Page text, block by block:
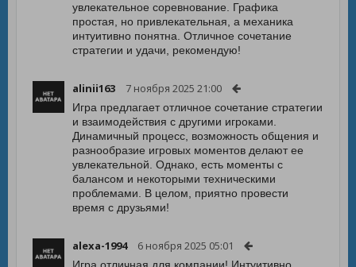
увлекательное соревнование. Графика
простая, но привлекательная, а механика
интуитивно понятна. Отличное сочетание
стратегии и удачи, рекомендую!
alinii163 7 ноября 2025 21:00
Игра предлагает отличное сочетание стратегии
и взаимодействия с другими игроками.
Динамичный процесс, возможность общения и
разнообразие игровых моментов делают ее
увлекательной. Однако, есть моменты с
балансом и некоторыми техническими
проблемами. В целом, приятно провести
время с друзьями!
alexa-1994 6 ноября 2025 05:01